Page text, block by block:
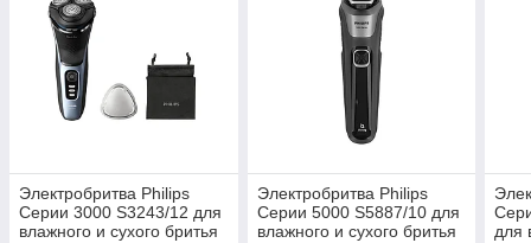
Электробритва Philips
Серии 3000 S3243/12 для
влажного и сухого бритья
Электробритва Philips
Серии 5000 S5887/10 для
влажного и сухого бритья
для